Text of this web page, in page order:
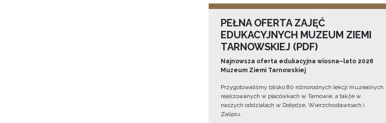
PEŁNA OFERTA ZAJĘĆ
EDUKACYJNYCH MUZEUM ZIEMI
TARNOWSKIEJ (PDF)
Najnowsza oferta edukacyjna wiosna–lato 2026
Muzeum Ziemi Tarnowskiej
Przygotowaliśmy blisko 80 różnorodnych lekcji muzealnych
realizowanych w placówkach w Tarnowie, a także w
naszych oddziałach w Dołędze, Wierzchosławicach i
Zalipiu.